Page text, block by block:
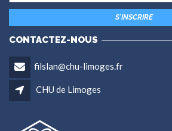
CONTACTEZ-NOUS
filslan@chu-limoges.fr
CHU de Limoges